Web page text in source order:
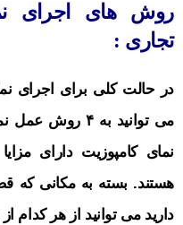
روش های اجرای
تجاری :
در حالت کلی برای اجرای
می توانید به ۴
نمای کامپوزیت دارای
هستند. بسته به مکانی که
دارید می توانید از هر کدام